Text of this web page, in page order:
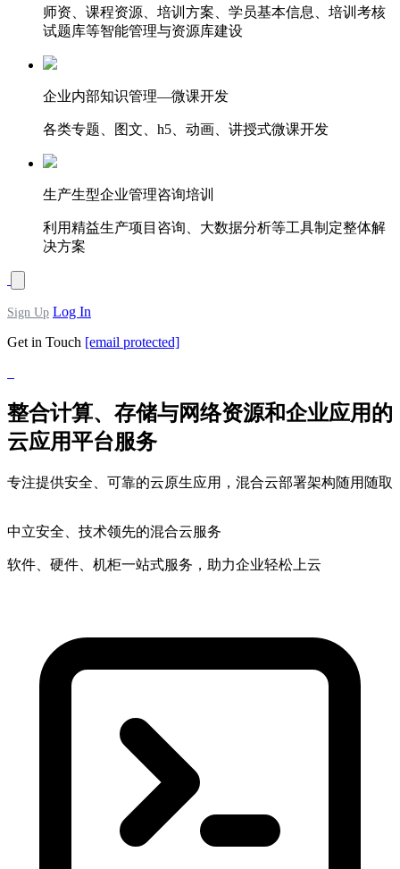
师资、课程资源、培训方案、学员基本信息、培训考核
试题库等智能管理与资源库建设
企业内部知识管理—微课开发
各类专题、图文、h5、动画、讲授式微课开发
生产生型企业管理咨询培训
利用精益生产项目咨询、大数据分析等工具制定整体解
决方案
Sign Up Log In
Get in Touch [email protected]
整合计算、存储与网络资源和企业应用的
云应用平台服务
专注提供安全、可靠的云原生应用，混合云部署架构随用随取
中立安全 、技术领先的混合云服务
软件、硬件、机柜一站式服务，助力企业轻松上云